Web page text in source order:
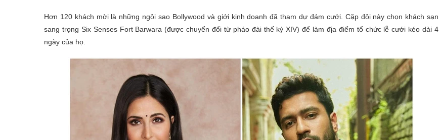
Hơn 120 khách mời là những ngôi sao Bollywood và giới kinh doanh đã tham dự đám cưới. Cặp đôi này chọn khách sạn
sang trọng Six Senses Fort Barwara (được chuyển đổi từ pháo đài thế kỷ XIV) để làm địa điểm tổ chức lễ cưới kéo dài 4
ngày của họ.